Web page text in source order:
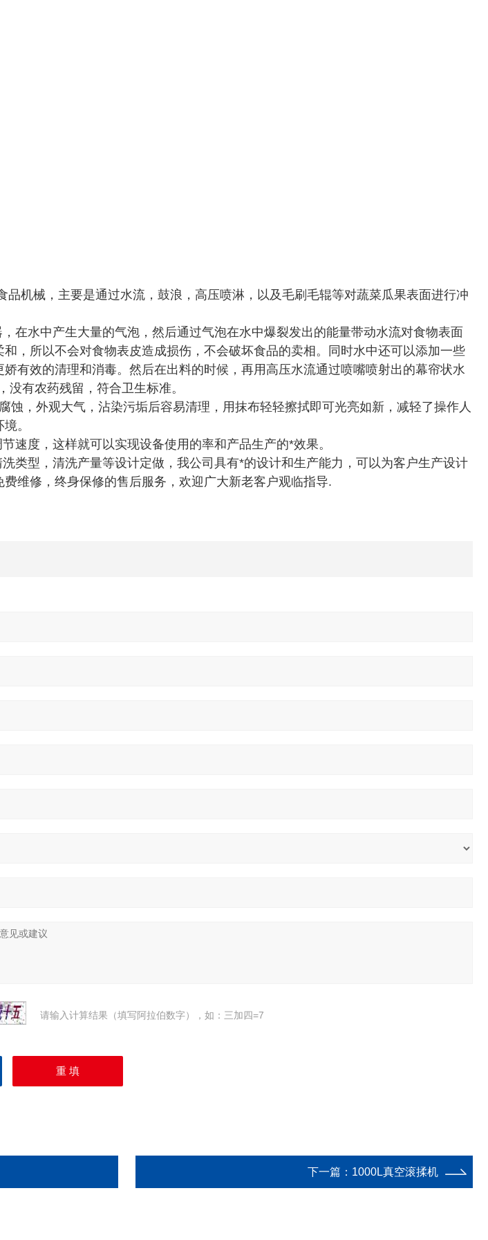
品机械 ，主要是通过水流，鼓浪，高压喷淋，以及毛刷毛辊等对蔬菜瓜果表面进行冲
在水中产生大量的气泡，然后通过气泡在水中爆裂发出的能量带动水流对食物表面
，所以不会对食物表皮造成损伤，不会破坏食品的卖相。同时水中还可以添加一些
有效的清理和消毒。然后在出料的时候，再用高压水流通过喷嘴喷射出的幕帘状水
有农药残留，符合卫生标准。
蚀，外观大气，沾染污垢后容易清理，用抹布轻轻擦拭即可光亮如新，减轻了操作人
。
速度，这样就可以实现设备使用的率和产品生产的*效果。
类型，清洗产量等设计定做，我公司具有*的设计和生产能力，可以为客户生产设计
维修，终身保修的售后服务，欢迎广大新老客户观临指导.
请输入计算结果（填写阿拉伯数字），如：三加四=7
下一篇： 1000L真空滚揉机